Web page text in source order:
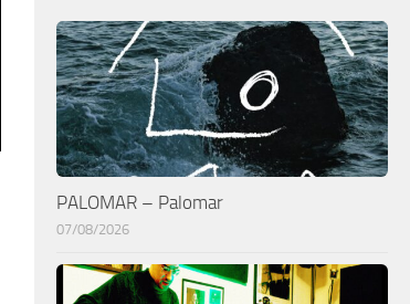
PALOMAR – Palomar
07/08/2026